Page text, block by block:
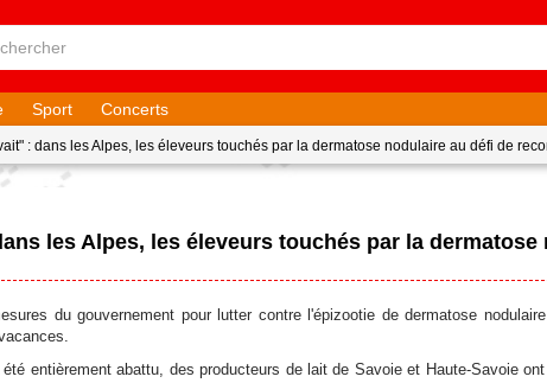
Sport Concerts
: dans les Alpes, les éleveurs touchés par la dermatose nodulaire au défi de
les Alpes, les éleveurs touchés par la dermatose
du gouvernement pour lutter contre l'épizootie de dermatose
entièrement abattu, des producteurs de lait de Savoie et Haute-Savoie